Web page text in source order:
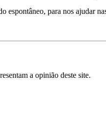
para nos ajudar
a opinião deste site.